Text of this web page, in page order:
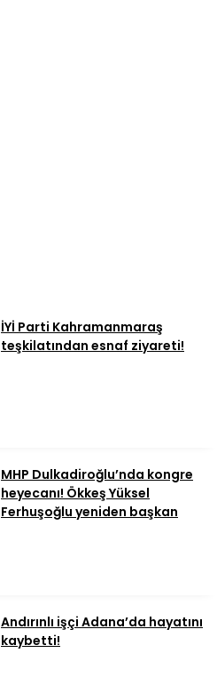
İYİ Parti Kahramanmaraş
teşkilatından esnaf ziyareti!
MHP Dulkadiroğlu’nda kongre
heyecanı! Ökkeş Yüksel
Ferhuşoğlu yeniden başkan
Andırınlı işçi Adana’da hayatını
kaybetti!